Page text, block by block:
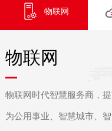
物联网
物联网
物联网时代智慧服务商，
为公用事业、智慧城市、